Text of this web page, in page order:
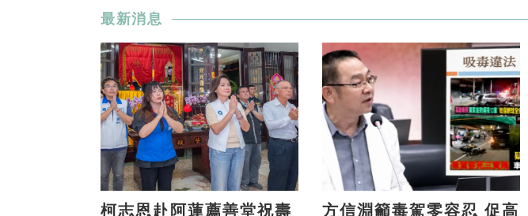
最新消息
柯志恩赴阿蓮薦善堂祝壽 方信淵籲毒駕零容忍 促高